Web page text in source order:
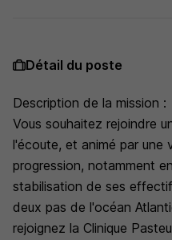
Détail du poste
Description de la mission :
Vous souhaitez rejoindre
l'écoute, et animé par une
progression, notamment
stabilisation de ses
deux pas de l'océan
rejoignez la Clinique